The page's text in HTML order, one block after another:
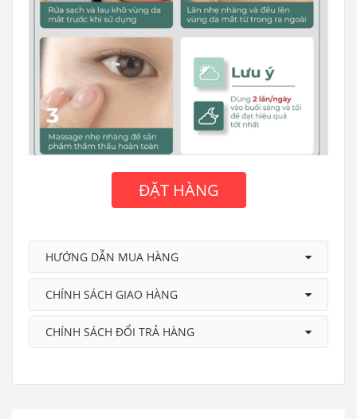
ĐẶT HÀNG
HƯỚNG DẪN MUA HÀNG
CHÍNH SÁCH GIAO HÀNG
CHÍNH SÁCH ĐỔI TRẢ HÀNG